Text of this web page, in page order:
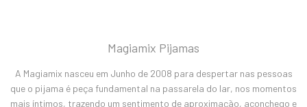
Magiamix Pijamas
A Magiamix nasceu em Junho de 2008 para despertar nas pessoas
que o pijama é peça fundamental na passarela do lar, nos momentos
mais íntimos, trazendo um sentimento de aproximação, aconchego e